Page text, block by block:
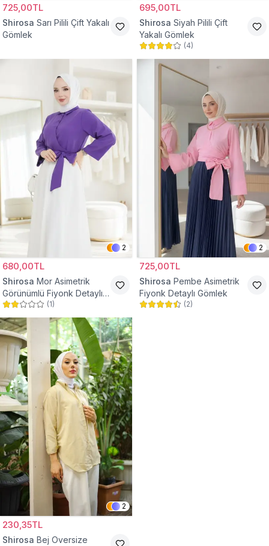
725,00TL
Shirosa Sarı Pilili Çift Yakalı
Gömlek
695,00TL
Shirosa Siyah Pilili Çift
Yakalı Gömlek
(4)
2
680,00TL
Shirosa Mor Asimetrik
Görünümlü Fiyonk Detaylı
Gömlek
(1)
2
725,00TL
Shirosa Pembe Asimetrik
Fiyonk Detaylı Gömlek
(2)
2
230,35TL
Shirosa Bej Oversize